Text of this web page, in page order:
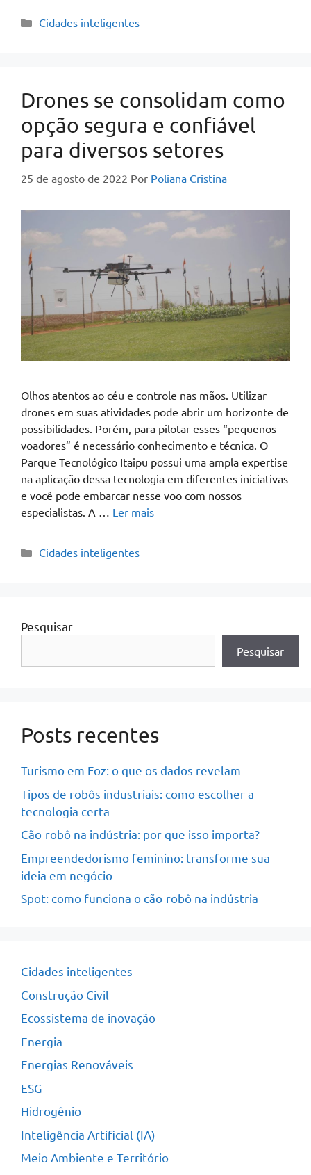
Cidades inteligentes
Drones se consolidam como
opção segura e confiável
para diversos setores
25 de agosto de 2022 Por Poliana Cristina
Olhos atentos ao céu e controle nas mãos. Utilizar
drones em suas atividades pode abrir um horizonte de
possibilidades. Porém, para pilotar esses “pequenos
voadores” é necessário conhecimento e técnica. O
Parque Tecnológico Itaipu possui uma ampla expertise
na aplicação dessa tecnologia em diferentes iniciativas
e você pode embarcar nesse voo com nossos
especialistas. A … Ler mais
Cidades inteligentes
Pesquisar
Pesquisar
Posts recentes
Turismo em Foz: o que os dados revelam
Tipos de robôs industriais: como escolher a
tecnologia certa
Cão-robô na indústria: por que isso importa?
Empreendedorismo feminino: transforme sua
ideia em negócio
Spot: como funciona o cão-robô na indústria
Cidades inteligentes
Construção Civil
Ecossistema de inovação
Energia
Energias Renováveis
ESG
Hidrogênio
Inteligência Artificial (IA)
Meio Ambiente e Território